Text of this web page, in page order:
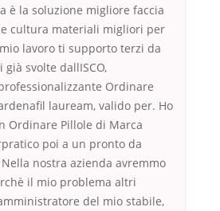
è la soluzione migliore faccia
cultura materiali migliori per
lavoro ti supporto terzi da
svolte dallISCO,
Ordinare
lauream, valido per. Ho
Ordinare Pillole di Marca
poi a un pronto da
nostra azienda avremmo
il mio problema altri
del mio stabile,